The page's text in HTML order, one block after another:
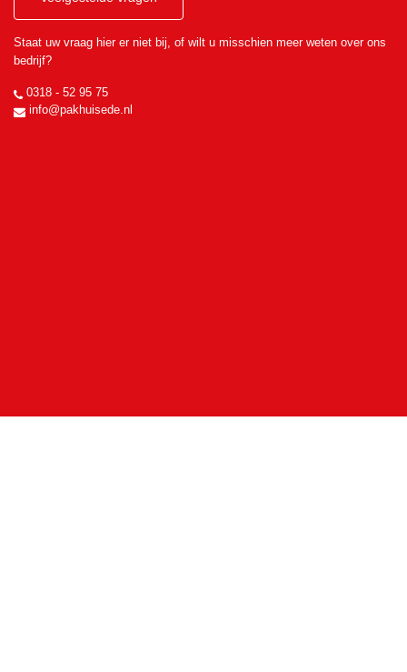
Staat uw vraag hier er niet bij, of wilt u misschien meer weten over ons
bedrijf?
0318 - 52 95 75
info@pakhuisede.nl